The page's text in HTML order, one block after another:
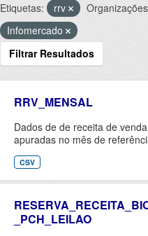
Etiquetas: rrv
Infomercado
Filtrar Resultados
RRV_MENSAL
Dados de de receita de venda
apuradas no mês de
CSV
_PCH_LEILAO